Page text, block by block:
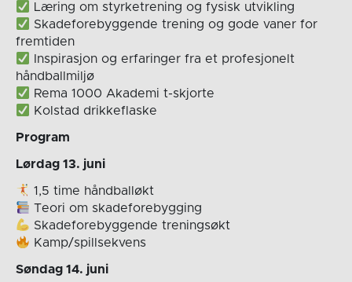
Læring om styrketrening og fysisk utvikling
Skadeforebyggende trening og gode vaner for
fremtiden
Inspirasjon og erfaringer fra et profesjonelt
håndballmiljø
Rema 1000 Akademi t-skjorte
Kolstad drikkeflaske
Program
Lørdag 13. juni
1,5 time håndballøkt
Teori om skadeforebygging
Skadeforebyggende treningsøkt
Kamp/spillsekvens
Søndag 14. juni